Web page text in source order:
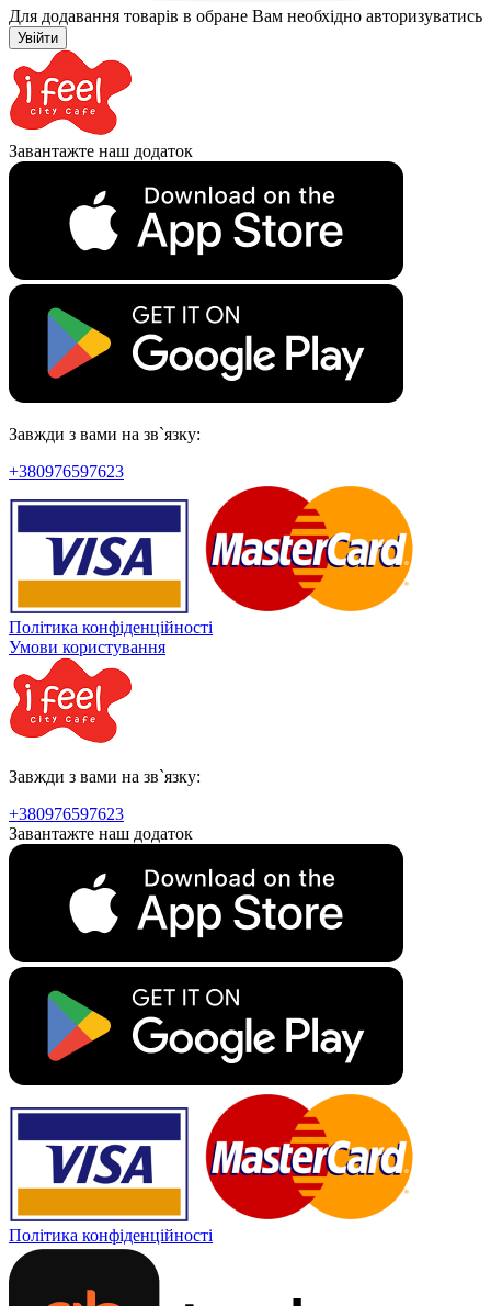
Для додавання товарів в обране Вам необхідно авторизуватись
Увійти
Завантажте наш додаток
Завжди з вами на зв`язку:
+380976597623
Політика конфіденційності
Умови користування
Завжди з вами на зв`язку:
+380976597623
Завантажте наш додаток
Політика конфіденційності